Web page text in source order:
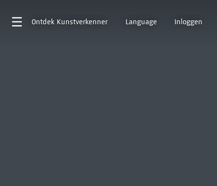
Ontdek Kunstverkenner Language Inloggen